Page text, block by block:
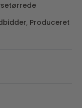
, Produceret